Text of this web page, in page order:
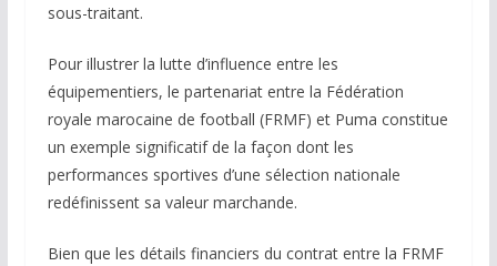
sous-traitant.
Pour illustrer la lutte d’influence entre les
équipementiers, le partenariat entre la Fédération
royale marocaine de football (FRMF) et Puma constitue
un exemple significatif de la façon dont les
performances sportives d’une sélection nationale
redéfinissent sa valeur marchande.
Bien que les détails financiers du contrat entre la FRMF